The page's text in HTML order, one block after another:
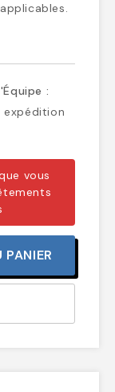
:
expédition
vous